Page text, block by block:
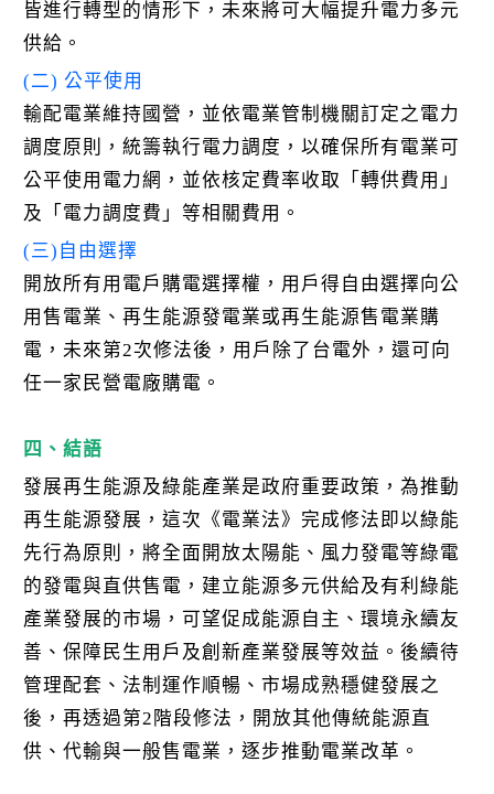
皆進行轉型的情形下，未來將可大幅提升電力多元
供給。
(二) 公平使用
輸配電業維持國營，並依電業管制機關訂定之電力
調度原則，統籌執行電力調度，以確保所有電業可
公平使用電力網，並依核定費率收取「轉供費用」
及「電力調度費」等相關費用。
(三)自由選擇
開放所有用電戶購電選擇權，用戶得自由選擇向公
用售電業、再生能源發電業或再生能源售電業購
電，未來第2次修法後，用戶除了台電外，還可向
任一家民營電廠購電。
四、結語
發展再生能源及綠能產業是政府重要政策，為推動
再生能源發展，這次《電業法》完成修法即以綠能
先行為原則，將全面開放太陽能、風力發電等綠電
的發電與直供售電，建立能源多元供給及有利綠能
產業發展的市場，可望促成能源自主、環境永續友
善、保障民生用戶及創新產業發展等效益。後續待
管理配套、法制運作順暢、市場成熟穩健發展之
後，再透過第2階段修法，開放其他傳統能源直
供、代輸與一般售電業，逐步推動電業改革。